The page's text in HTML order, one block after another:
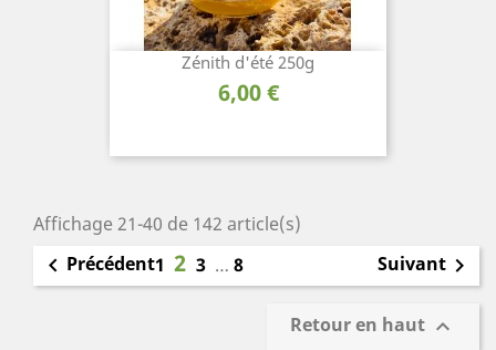
Zénith d'été 250g
Prix
6,00 €
Affichage 21-40 de 142 article(s)
 Précédent1 2 3 … 8 Suivant 
Retour en haut 